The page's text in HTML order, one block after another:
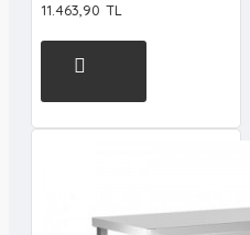
11.463,90 TL